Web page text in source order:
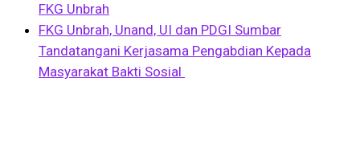
FKG Unbrah
FKG Unbrah, Unand, UI dan PDGI Sumbar
Tandatangani Kerjasama Pengabdian Kepada
Masyarakat Bakti Sosial